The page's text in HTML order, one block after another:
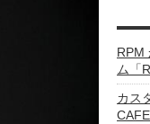
RPM
ム「
カス